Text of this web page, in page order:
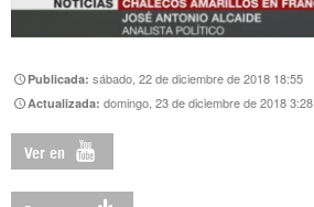
Publicada:sábado, 22 de diciembre de 2018 18:55
Actualizada:domingo, 23 de diciembre de 2018 3:28
Ver en